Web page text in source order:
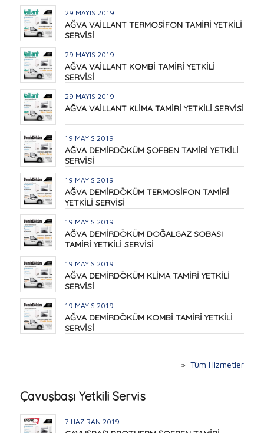
29 MAYIS 2019
AĞVA VAİLLANT TERMOSİFON TAMİRİ YETKİLİ
SERVİSİ
29 MAYIS 2019
AĞVA VAİLLANT KOMBİ TAMİRİ YETKİLİ
SERVİSİ
29 MAYIS 2019
AĞVA VAİLLANT KLİMA TAMİRİ YETKİLİ SERVİSİ
19 MAYIS 2019
AĞVA DEMİRDÖKÜM ŞOFBEN TAMİRİ YETKİLİ
SERVİSİ
19 MAYIS 2019
AĞVA DEMİRDÖKÜM TERMOSİFON TAMİRİ
YETKİLİ SERVİSİ
19 MAYIS 2019
AĞVA DEMİRDÖKÜM DOĞALGAZ SOBASI
TAMİRİ YETKİLİ SERVİSİ
19 MAYIS 2019
AĞVA DEMİRDÖKÜM KLİMA TAMİRİ YETKİLİ
SERVİSİ
19 MAYIS 2019
AĞVA DEMİRDÖKÜM KOMBİ TAMİRİ YETKİLİ
SERVİSİ
»Tüm Hizmetler
Çavuşbaşı Yetkili Servis
7 HAZIRAN 2019